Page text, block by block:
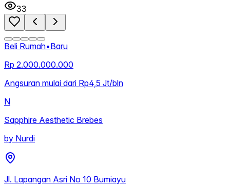
33
Beli Rumah•Baru
Rp 2.000.000.000
Angsuran mulai dari Rp4,5 Jt/bln
N
Sapphire Aesthetic Brebes
by Nurdi
Jl. Lapangan Asri No 10 Bumiayu